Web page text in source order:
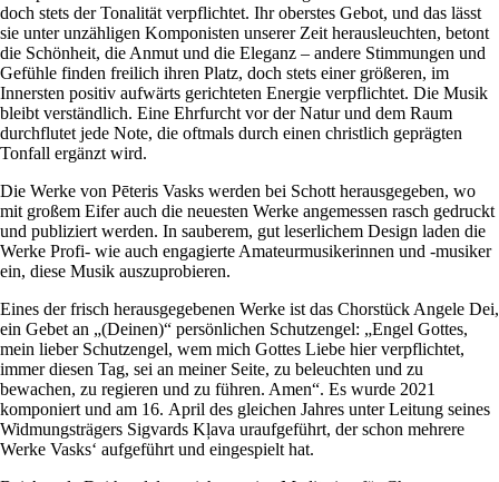
doch stets der Tonalität verpflichtet. Ihr oberstes Gebot, und das lässt
sie unter unzähligen Komponisten unserer Zeit herausleuchten, betont
die Schönheit, die Anmut und die Eleganz – andere Stimmungen und
Gefühle finden freilich ihren Platz, doch stets einer größeren, im
Innersten positiv aufwärts gerichteten Energie verpflichtet. Die Musik
bleibt verständlich. Eine Ehrfurcht vor der Natur und dem Raum
durchflutet jede Note, die oftmals durch einen christlich geprägten
Tonfall ergänzt wird.
Die Werke von Pēteris Vasks werden bei Schott herausgegeben, wo
mit großem Eifer auch die neuesten Werke angemessen rasch gedruckt
und publiziert werden. In sauberem, gut leserlichem Design laden die
Werke Profi- wie auch engagierte Amateurmusikerinnen und -musiker
ein, diese Musik auszuprobieren.
Eines der frisch herausgegebenen Werke ist das Chorstück Angele Dei,
ein Gebet an „(Deinen)“ persönlichen Schutzengel: „Engel Gottes,
mein lieber Schutzengel, wem mich Gottes Liebe hier verpflichtet,
immer diesen Tag, sei an meiner Seite, zu beleuchten und zu
bewachen, zu regieren und zu führen. Amen“. Es wurde 2021
komponiert und am 16. April des gleichen Jahres unter Leitung seines
Widmungsträgers Sigvards Kļava uraufgeführt, der schon mehrere
Werke Vasks‘ aufgeführt und eingespielt hat.